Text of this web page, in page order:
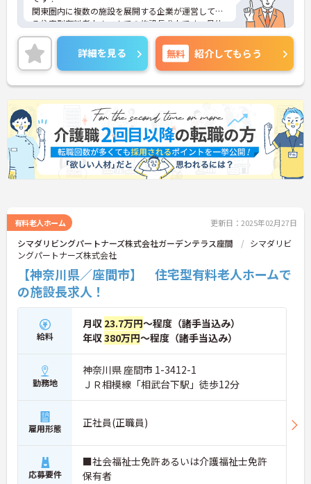
関東圏内に複数の施設を展開する企業が運営してい
る住宅型有料老人ホームでの施設長求人です。母体
の安定感は抜群で福利厚生面等、大変充実しており
ます。実績や経験に応じた評価制度により頑張りが
きちんと給与に還元され、年収500万円以上も期待
できます。ご興味のある方はお気軽にお問い合わせ
下さいませ。
詳細を見る 無料 紹介してもらう
有料老人ホーム 更新日：2025年02月27日
シマダリビングパートナーズ株式会社ガーデンテラス座間
シマダリビ
ングパートナーズ株式会社
【神奈川県／座間市】 住宅型有料老人ホームで
の施設長求人！
給料
月収 23.7万円～程度（諸手当込み）
年収380万円～程度（諸手当込み）
勤務地
神奈川県 座間市 1-3412-1
ＪＲ相模線「相武台下駅」徒歩12分
雇用形態 正社員(正職員)
応募要件
■社会福祉士免許あるいは介護福祉士免許
保有者